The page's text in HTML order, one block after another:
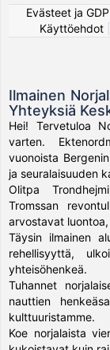
Evästeet ja
Käyttöehdot
Ilmainen
Yhteyksiä
Hei! Tervetuloa
varten.
vuonoista
ja seuralaisuuden
Olitpa
Tromssan
arvostavat
Täysin ilmainen
rehellisyyttä,
yhteisöhenkeä.
Tuhannet
nauttien
kulttuuristamme.
Koe norjalaista